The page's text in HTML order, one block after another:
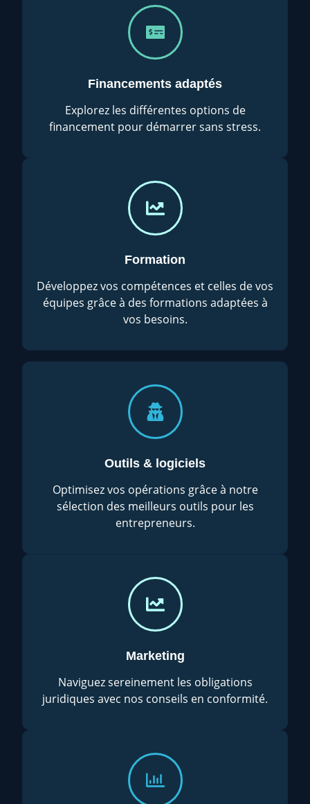
Financements adaptés
Explorez les différentes options de
financement pour démarrer sans stress.
Formation
Développez vos compétences et celles de vos
équipes grâce à des formations adaptées à
vos besoins.
Outils & logiciels
Optimisez vos opérations grâce à notre
sélection des meilleurs outils pour les
entrepreneurs.
Marketing
Naviguez sereinement les obligations
juridiques avec nos conseils en conformité.